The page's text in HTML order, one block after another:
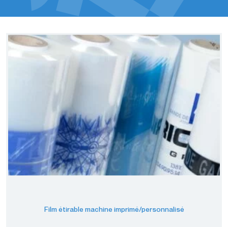
Film étirable machine imprimé/personnalisé